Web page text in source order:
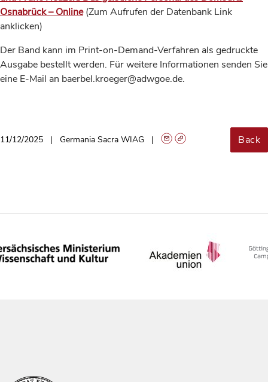
Osnabrück – Online(Zum Aufrufen der Datenbank Link
anklicken)
Der Band kann im Print-on-Demand-Verfahren als gedruckte
Ausgabe bestellt werden. Für weitere Informationen senden Sie
eine E-Mail an baerbel.kroeger@adwgoe.de.
11/12/2025 Germania Sacra WIAG Back